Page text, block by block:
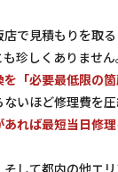
店で見積もりを取
珍しくありません
を「必要最低限の
いほど修理費を圧
れば最短当日修理
して都内の他エ